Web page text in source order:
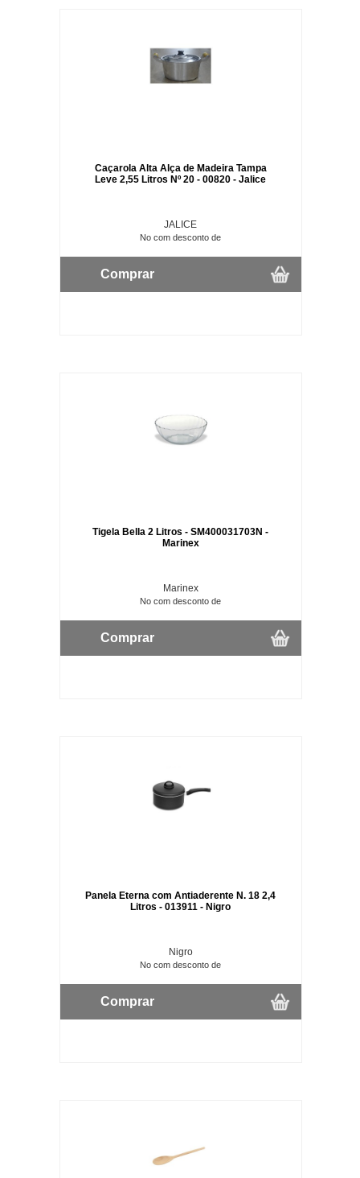
Caçarola Alta Alça de Madeira Tampa
Leve 2,55 Litros Nº 20 - 00820 - Jalice
JALICE
No com desconto de
Comprar
Tigela Bella 2 Litros - SM400031703N -
Marinex
Marinex
No com desconto de
Comprar
Panela Eterna com Antiaderente N. 18 2,4
Litros - 013911 - Nigro
Nigro
No com desconto de
Comprar